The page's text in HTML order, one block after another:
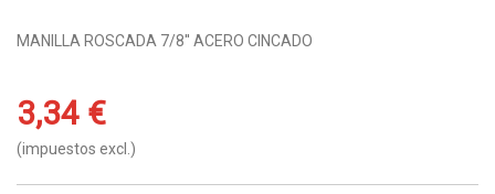
MANILLA ROSCADA 7/8'' ACERO CINCADO
3,34 €
(impuestos excl.)